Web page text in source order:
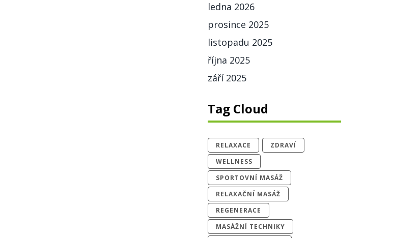
ledna 2026
prosince 2025
listopadu 2025
října 2025
září 2025
Tag Cloud
RELAXACE
ZDRAVÍ
WELLNESS
SPORTOVNÍ MASÁŽ
RELAXAČNÍ MASÁŽ
REGENERACE
MASÁŽNÍ TECHNIKY